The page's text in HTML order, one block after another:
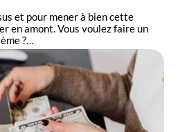
et pour mener à bien cette
en amont. Vous voulez faire un
?…